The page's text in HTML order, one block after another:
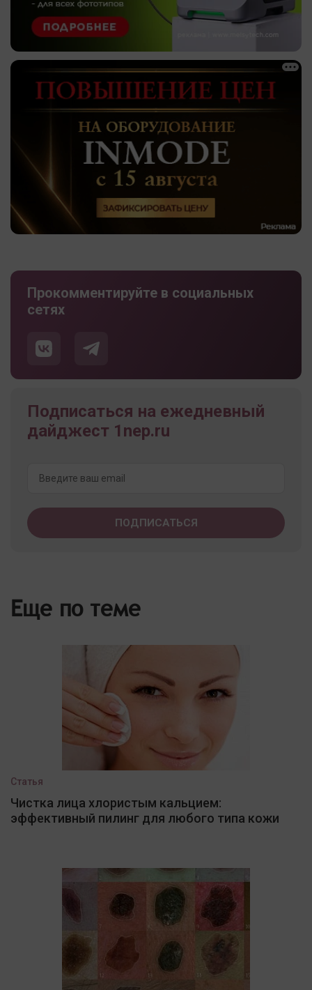
Прокомментируйте в социальных
сетях
Подписаться на ежедневный
дайджест 1nep.ru
Еще по теме
Статья
Чистка лица хлористым кальцием:
эффективный пилинг для любого типа кожи